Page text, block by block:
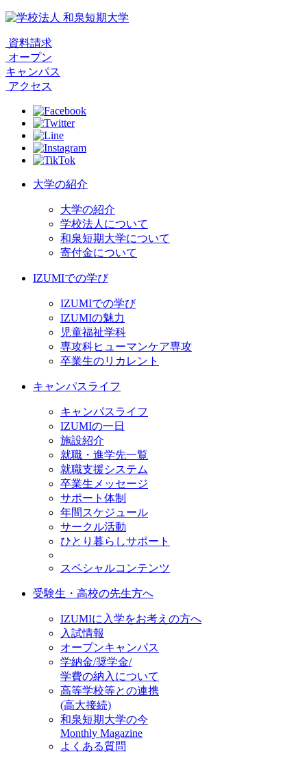
資料請求
オープン
キャンパス
アクセス
大学の紹介
大学の紹介
学校法人について
和泉短期大学について
寄付金について
IZUMIでの学び
IZUMIでの学び
IZUMIの魅力
児童福祉学科
専攻科ヒューマンケア専攻
卒業生のリカレント
キャンパスライフ
キャンパスライフ
IZUMIの一日
施設紹介
就職・進学先一覧
就職支援システム
卒業生メッセージ
サポート体制
年間スケジュール
サークル活動
ひとり暮らしサポート
スペシャルコンテンツ
受験生・高校の先生方へ
IZUMIに入学をお考えの方へ
入試情報
オープンキャンパス
学納金/奨学金/
学費の納入について
高等学校等との連携
(高大接続)
和泉短期大学の今
Monthly Magazine
よくある質問